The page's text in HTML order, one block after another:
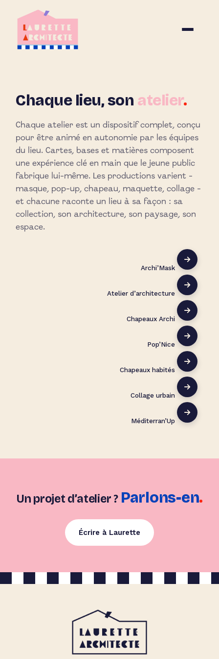
Chaque lieu, son atelier.
Chaque atelier est un dispositif complet, conçu
pour être animé en autonomie par les équipes
du lieu. Cartes, bases et matières composent
une expérience clé en main que le jeune public
fabrique lui-même. Les productions varient -
masque, pop-up, chapeau, maquette, collage -
et chacune raconte un lieu à sa façon : sa
collection, son architecture, son paysage, son
espace.
Archi’Mask
Atelier d’architecture
Chapeaux Archi
Pop’Nice
Chapeaux habités
Collage urbain
Méditerran’Up
Un projet d’atelier ? Parlons-en.
Écrire à Laurette